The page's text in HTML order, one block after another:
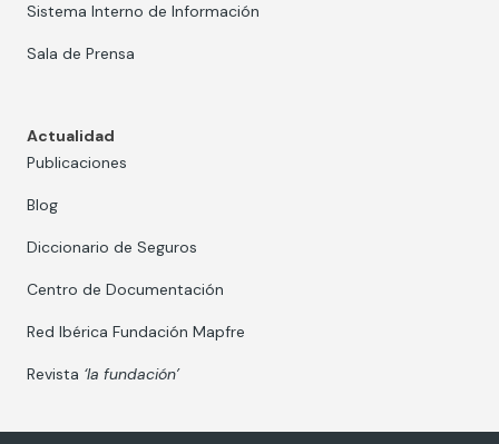
Sistema Interno de Información
Sala de Prensa
Actualidad
Publicaciones
Blog
Diccionario de Seguros
Centro de Documentación
Red Ibérica Fundación Mapfre
Revista ‘la fundación’